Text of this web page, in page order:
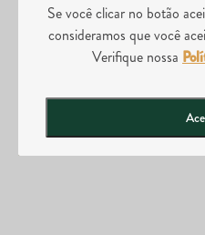
Se você clicar no botão
consideramos que você
Verifique nossa
Comprei o produto errado,
Posso abrir uma loja da Divina